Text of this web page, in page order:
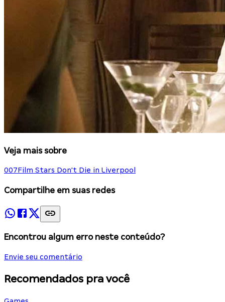
Veja mais sobre
007Film Stars Don't Die in Liverpool
Compartilhe em suas redes
Encontrou algum erro neste conteúdo?
Envie seu comentário
Recomendados pra você